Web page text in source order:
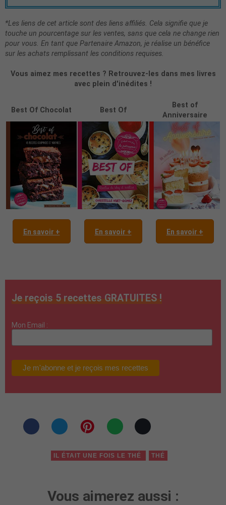
*Les liens de cet article sont des liens affiliés. Cela signifie que je
touche un pourcentage sur les ventes, sans que cela ne change rien
pour vous. En tant que Partenaire Amazon, je réalise un bénéfice
sur les achats remplissant les conditions requises.
Vous aimez mes recettes ? Retrouvez-les dans mes livres
avec plein d'inédites !
Best Of Chocolat Best Of
Best of
Anniversaire
En savoir + En savoir + En savoir +
Je reçois 5 recettes GRATUITES !
Mon Email :
IL ÉTAIT UNE FOIS LE THÉ THÉ
Vous aimerez aussi :